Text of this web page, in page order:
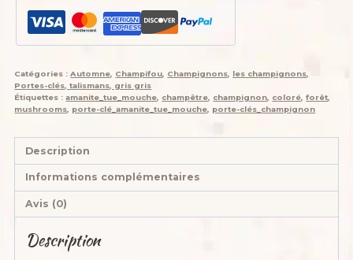
Catégories :Automne, Champifou, Champignons, les champignons,
Portes-clés, talismans, gris gris
Étiquettes :amanite_tue_mouche, champêtre, champignon, coloré,forêt,
mushrooms, porte-clé_amanite_tue_mouche, porte-clés_champignon
Description
Informations complémentaires
Avis (0)
Description